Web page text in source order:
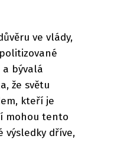
ve vlády,
a bývalá
že světu
kteří je
mohou tento
výsledky dříve,